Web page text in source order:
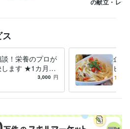
ニューパートナー管理栄養
の献立・レシ
！栄養のプロが
します ★1カ月間
トを提供
3,000 円
企業
ピ開
た料